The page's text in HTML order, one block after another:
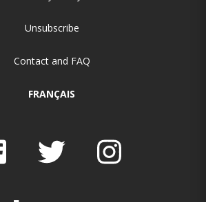
Unsubscribe
Contact and FAQ
FRANÇAIS